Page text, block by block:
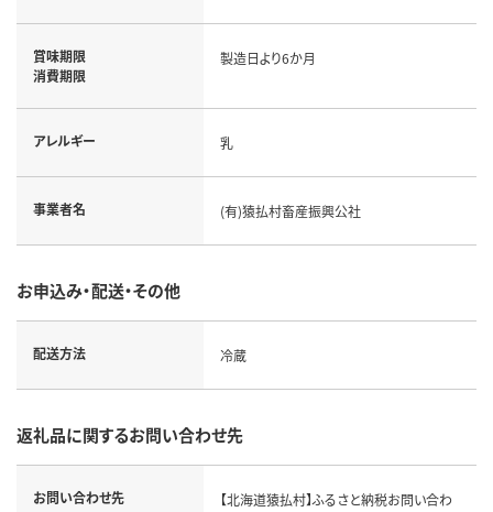
賞味期限
消費期限
製造日より6か月
アレルギー 乳
事業者名 (有)猿払村畜産振興公社
お申込み・配送・その他
配送方法 冷蔵
返礼品に関するお問い合わせ先
お問い合わせ先
【北海道猿払村】ふるさと納税お問い合わ